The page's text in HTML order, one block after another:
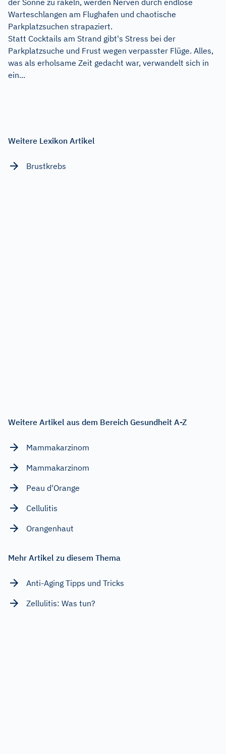
Warteschlangen am Flughafen und chaotische
Parkplatzsuchen strapaziert.
Statt Cocktails am Strand gibt's Stress bei der
Parkplatzsuche und Frust wegen verpasster Flüge. Alles,
was als erholsame Zeit gedacht war, verwandelt sich in
ein...
Weitere Lexikon Artikel
Brustkrebs
Weitere Artikel aus dem Bereich Gesundheit A-Z
Mammakarzinom
Mammakarzinom
Peau d'Orange
Cellulitis
Orangenhaut
Mehr Artikel zu diesem Thema
Anti-Aging Tipps und Tricks
Zellulitis: Was tun?